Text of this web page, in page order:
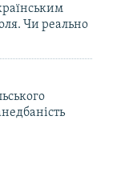
Чи реально